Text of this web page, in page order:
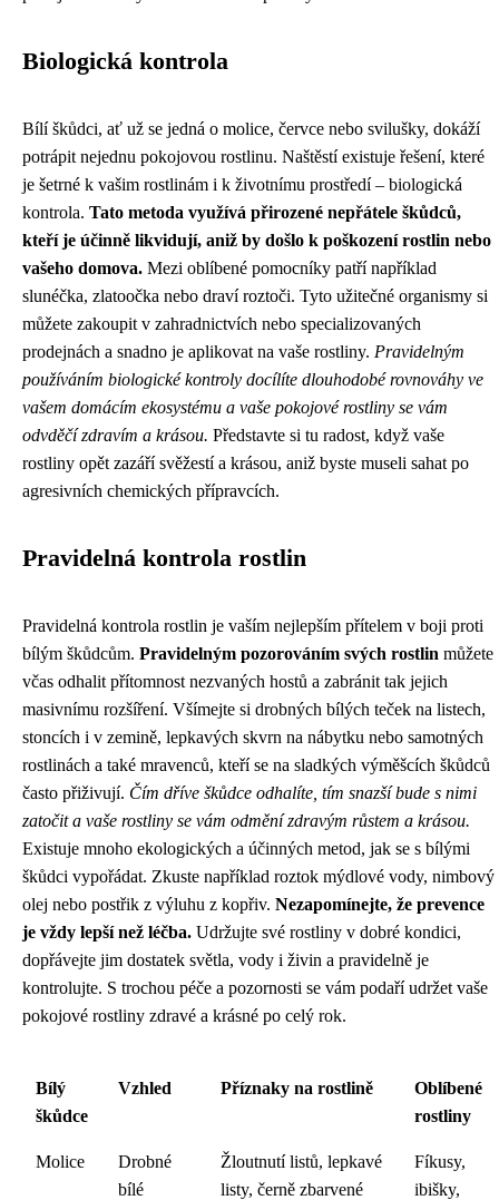
Biologická kontrola
Bílí škůdci, ať už se jedná o molice, červce nebo svilušky, dokáží
potrápit nejednu pokojovou rostlinu. Naštěstí existuje řešení, které
je šetrné k vašim rostlinám i k životnímu prostředí – biologická
kontrola. Tato metoda využívá přirozené nepřátele škůdců,
kteří je účinně likvidují, aniž by došlo k poškození rostlin nebo
vašeho domova. Mezi oblíbené pomocníky patří například
slunéčka, zlatoočka nebo draví roztoči. Tyto užitečné organismy si
můžete zakoupit v zahradnictvích nebo specializovaných
prodejnách a snadno je aplikovat na vaše rostliny. Pravidelným
používáním biologické kontroly docílíte dlouhodobé rovnováhy ve
vašem domácím ekosystému a vaše pokojové rostliny se vám
odvděčí zdravím a krásou. Představte si tu radost, když vaše
rostliny opět zazáří svěžestí a krásou, aniž byste museli sahat po
agresivních chemických přípravcích.
Pravidelná kontrola rostlin
Pravidelná kontrola rostlin je vaším nejlepším přítelem v boji proti
bílým škůdcům. Pravidelným pozorováním svých rostlin můžete
včas odhalit přítomnost nezvaných hostů a zabránit tak jejich
masivnímu rozšíření. Všímejte si drobných bílých teček na listech,
stoncích i v zemině, lepkavých skvrn na nábytku nebo samotných
rostlinách a také mravenců, kteří se na sladkých výměšcích škůdců
často přiživují. Čím dříve škůdce odhalíte, tím snazší bude s nimi
zatočit a vaše rostliny se vám odmění zdravým růstem a krásou.
Existuje mnoho ekologických a účinných metod, jak se s bílými
škůdci vypořádat. Zkuste například roztok mýdlové vody, nimbový
olej nebo postřik z výluhu z kopřiv. Nezapomínejte, že prevence
je vždy lepší než léčba. Udržujte své rostliny v dobré kondici,
dopřávejte jim dostatek světla, vody i živin a pravidelně je
kontrolujte. S trochou péče a pozornosti se vám podaří udržet vaše
pokojové rostliny zdravé a krásné po celý rok.
Bílý
škůdce
Vzhled Příznaky na rostlině
Oblíbené
rostliny
Molice
Drobné
bílé
Žloutnutí listů, lepkavé
listy, černě zbarvené
Fíkusy,
ibišky,